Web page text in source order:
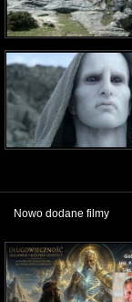
Nowo dodane filmy